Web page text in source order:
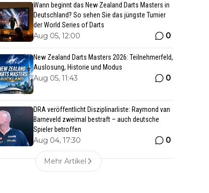
Wann beginnt das New Zealand Darts Masters in
Deutschland? So sehen Sie das jüngste Turnier
der World Series of Darts
Aug 05, 12:00 0
New Zealand Darts Masters 2026: Teilnehmerfeld,
Auslosung, Historie und Modus
Aug 05, 11:43 0
DRA veröffentlicht Disziplinarliste: Raymond van
Barneveld zweimal bestraft – auch deutsche
Spieler betroffen
Aug 04, 17:30 0
Mehr Artikel